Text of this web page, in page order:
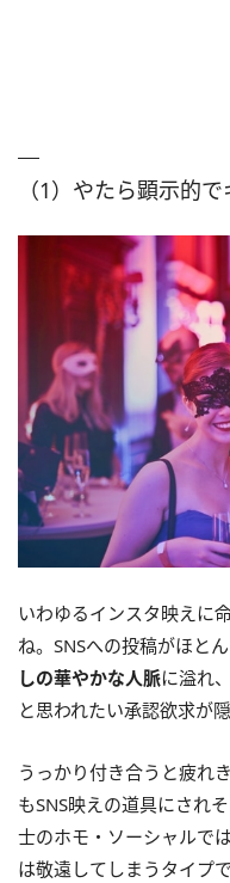
（1）やたら顕示的
いわゆるインスタ映えに
ね。SNSへの投稿がほとん
しの華やかな人脈に溢れ
と思われたい承認欲求が
うっかり付き合うと疲れ
もSNS映えの道具にされ
士のホモ・ソーシャルで
は敬遠してしまうタイプで